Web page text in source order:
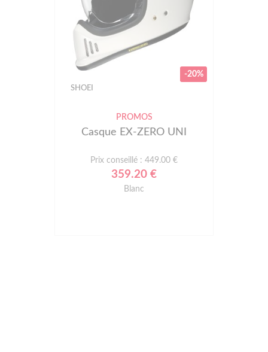
-20%
SHOEI
PROMOS
Casque EX-ZERO UNI
Prix conseillé : 449.00 €
359.20 €
Blanc